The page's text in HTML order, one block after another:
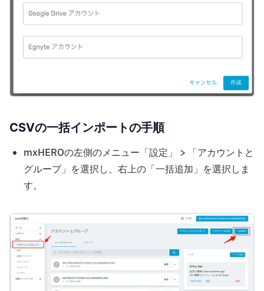
CSVの一括インポートの手順
mxHEROの左側のメニュー「設定」 > 「アカウントと
グループ」を選択し、右上の「一括追加」を選択しま
す。